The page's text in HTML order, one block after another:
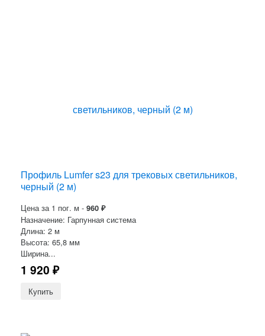
Профиль Lumfer s23 для трековых светильников,
черный (2 м)
Цена за 1 пог. м - 960 ₽
Назначение: Гарпунная система
Длина: 2 м
Высота: 65,8 мм
Ширина...
1 920 ₽